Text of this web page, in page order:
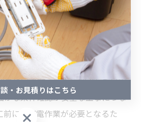
工事で依頼する際の確認事
業者に依頼する際は、現場調査を
してもらうことが重要です。例え
量や回路数、新たに増設したい電
かな条件確認が安全な工事につな
前には停電作業が必要となるた
・お見積りはこちら
・お見積りはこちら